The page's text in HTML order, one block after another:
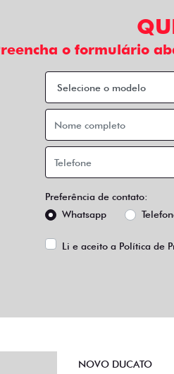
o formulário
Preferência de contato:
Whatsapp
Li e aceito a Política de
NOVO DUCATO